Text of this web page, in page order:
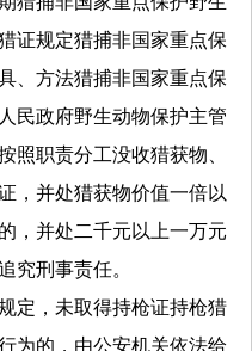
证规定猎捕非国家重点保
、方法猎捕非国家重点保
民政府野生动物保护主管
照职责分工没收猎获物、
，并处猎获物价值一倍以
，并处二千元以上一万元
究刑事责任。
，未取得持枪证持枪猎
为的，由公安机关依法给